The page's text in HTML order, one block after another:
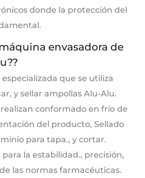
donde la protección del
envasadora de
que se utiliza
y sellar ampollas Alu-Alu.
conformado en frío de
del producto, Sellado
para tapa., y cortar.
la estabilidad., precisión,
las normas farmacéuticas.